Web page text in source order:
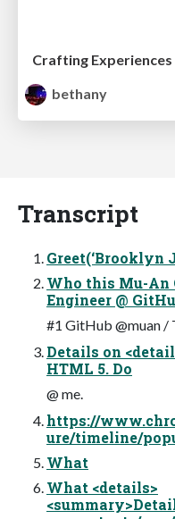
Crafting Experiences
bethany
Transcript
Greet(‘Brooklyn
Who this Mu-An
Engineer @
#1 GitHub @muan /
Details on
HTML 5. Do
@ me.
https://
ure/timeline/
What
What <details>